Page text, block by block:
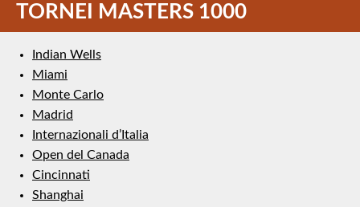
TORNEI MASTERS 1000
Indian Wells
Miami
Monte Carlo
Madrid
Internazionali d’Italia
Open del Canada
Cincinnati
Shanghai